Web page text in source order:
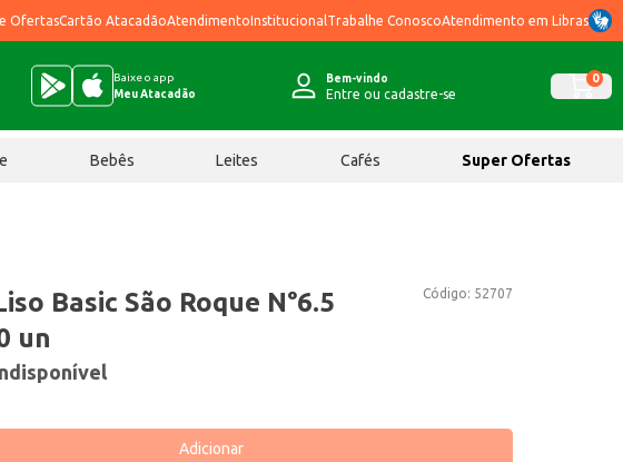
OfertasCartão AtacadãoAtendimentoInstitucional Trabalhe ConoscoAtendimento em Libras
Baixe o app
Meu Atacadão
Bem-vindo
Entre ou cadastre-se
0
Bebês Leites Cafés Super Ofertas
Código: 52707
Basic São Roque N°6.5
un
Adicionar